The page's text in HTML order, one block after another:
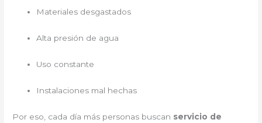
Materiales desgastados
Alta presión de agua
Uso constante
Instalaciones mal hechas
Por eso, cada día más personas buscan servicio de